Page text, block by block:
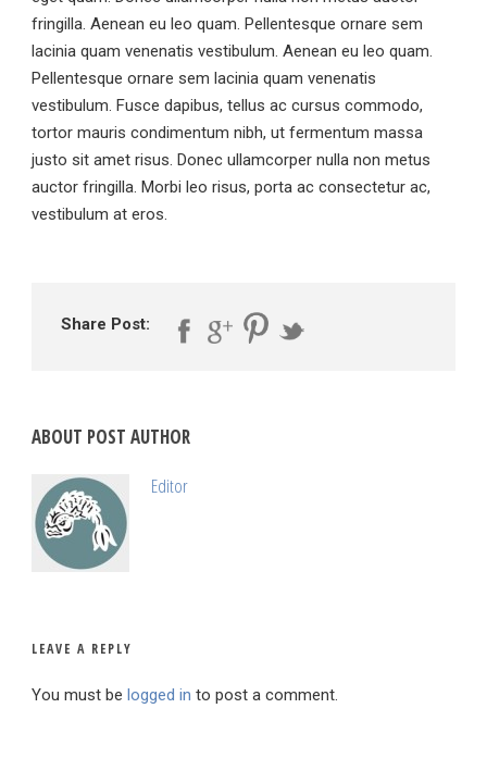
fringilla. Aenean eu leo quam. Pellentesque ornare sem
lacinia quam venenatis vestibulum. Aenean eu leo quam.
Pellentesque ornare sem lacinia quam venenatis
vestibulum. Fusce dapibus, tellus ac cursus commodo,
tortor mauris condimentum nibh, ut fermentum massa
justo sit amet risus. Donec ullamcorper nulla non metus
auctor fringilla. Morbi leo risus, porta ac consectetur ac,
vestibulum at eros.
Share Post:
ABOUT POST AUTHOR
Editor
LEAVE A REPLY
You must be logged in to post a comment.